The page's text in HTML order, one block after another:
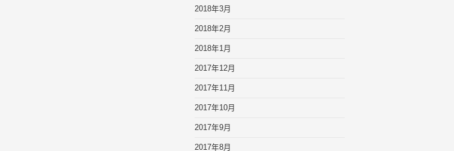
2018年3月
2018年2月
2018年1月
2017年12月
2017年11月
2017年10月
2017年9月
2017年8月